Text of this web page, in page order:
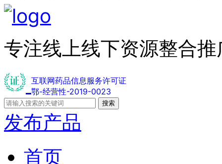
专注线上线下资源整合推
互联网药品信息服务许可证
鄂-经营性-2019-0023
搜索
发布产品
首页